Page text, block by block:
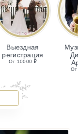
Выездная
регистрация
От 10000 ₽
От